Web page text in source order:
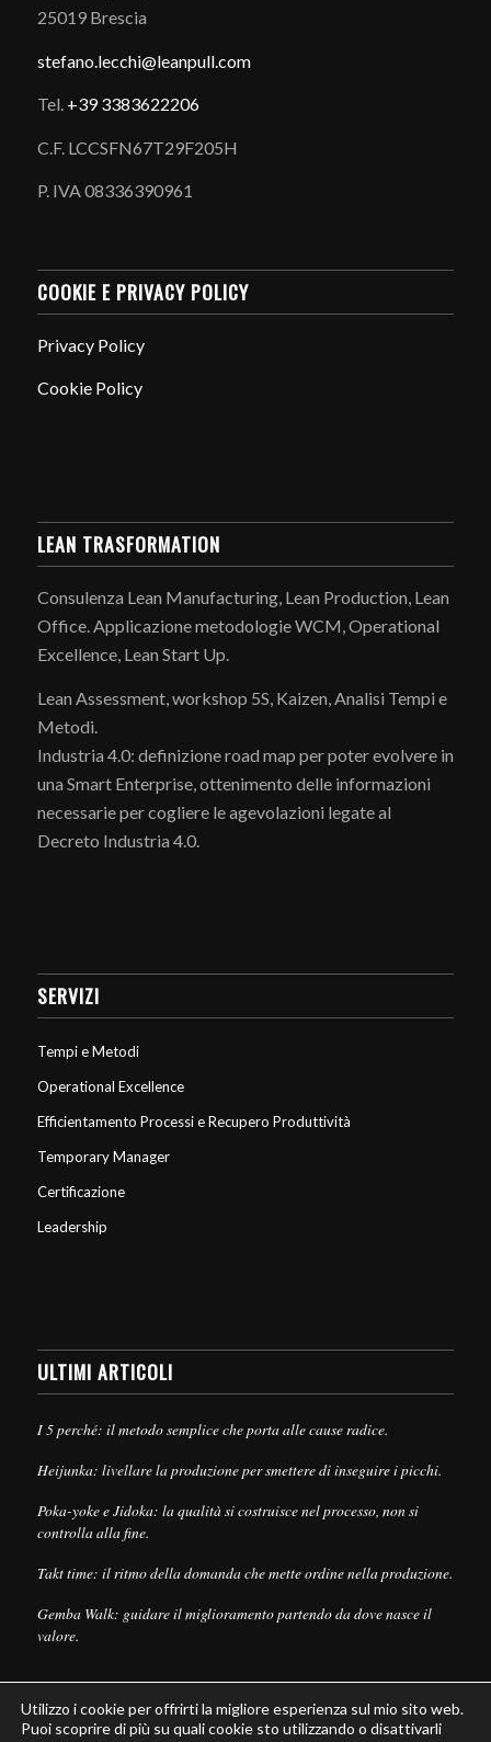
25019 Brescia
stefano. lecchi@leanpull.com
Tel. +39 3383622206
C.F. LCCSFN67T29F205H
P. IVA 08336390961
COOKIE E PRIVACY POLICY
Privacy Policy
Cookie Policy
LEAN TRASFORMATION
Consulenza Lean Manufacturing, Lean Production, Lean
Office. Applicazione metodologie WCM, Operational
Excellence, Lean Start Up.
Lean Assessment, workshop 5S, Kaizen, Analisi Tempi e
Metodi.
Industria 4.0: definizione road map per poter evolvere in
una Smart Enterprise, ottenimento delle informazioni
necessarie per cogliere le agevolazioni legate al
Decreto Industria 4.0.
SERVIZI
Tempi e Metodi
Operational Excellence
Efficientamento Processi e Recupero Produttività
Temporary Manager
Certificazione
Leadership
ULTIMI ARTICOLI
I 5 perché: il metodo semplice che porta alle cause radice.
Heijunka: livellare la produzione per smettere di inseguire i picchi.
Poka-yoke e Jidoka: la qualità si costruisce nel processo, non si
controlla alla fine.
Takt time: il ritmo della domanda che mette ordine nella produzione.
Gemba Walk: guidare il miglioramento partendo da dove nasce il
valore.
Utilizzo i cookie per offrirti la migliore esperienza sul mio sito web.
Puoi scoprire di più su quali cookie sto utilizzando o disattivarli